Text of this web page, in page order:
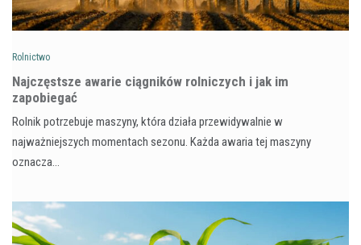
Rolnictwo
Najczęstsze awarie ciągników rolniczych i jak im
zapobiegać
Rolnik potrzebuje maszyny, która działa przewidywalnie w
najważniejszych momentach sezonu. Każda awaria tej maszyny
oznacza…